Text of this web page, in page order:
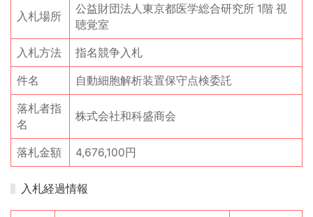
入札場所
公益財団法人東京都医学総合研究所 1階 視
聴覚室
入札方法 指名競争入札
件名 自動細胞解析装置保守点検委託
落札者指
名
株式会社和科盛商会
落札金額 4,676,100円
入札経過情報